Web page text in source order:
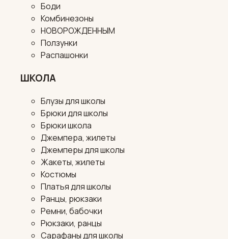
Боди
Комбинезоны
НОВОРОЖДЕННЫМ
Ползунки
Распашонки
ШКОЛА
Блузы для школы
Брюки для школы
Брюки школа
Джемпера, жилеты
Джемперы для школы
Жакеты, жилеты
Костюмы
Платья для школы
Ранцы, рюкзаки
Ремни, бабочки
Рюкзаки, ранцы
Сарафаны для школы